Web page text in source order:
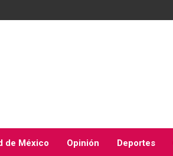
de México Opinión Deportes